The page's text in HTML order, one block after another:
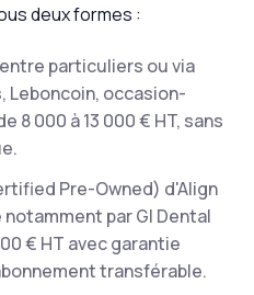
deux formes :
entre particuliers ou via
Leboncoin, occasion-
8 000 à 13 000 € HT, sans
Pre-Owned) d'Align
par GI Dental
€ HT avec garantie
transférable.